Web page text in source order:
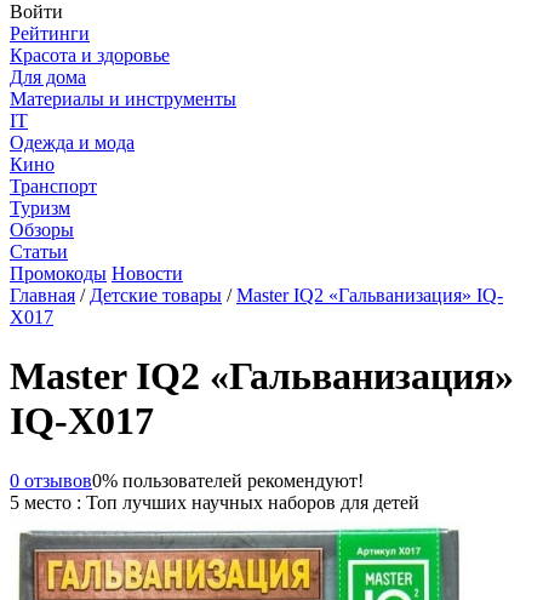
Войти
Рейтинги
Красота и здоровье
Для дома
Материалы и инструменты
IT
Одежда и мода
Кино
Транспорт
Туризм
Обзоры
Статьи
Промокоды Новости
Главная / Детские товары /Master IQ2 «Гальванизация» IQ-
X017
Master IQ2 «Гальванизация»
IQ-X017
0 отзывов0% пользователей рекомендуют!
5 место : Топ лучших научных наборов для детей